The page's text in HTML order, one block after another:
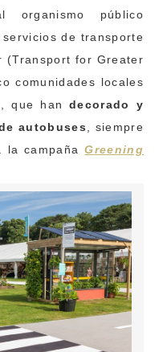
organismo público
de transporte
(Transport for Greater
comunidades locales
que handecorado y
autobuses, siempre
la campañaGreening